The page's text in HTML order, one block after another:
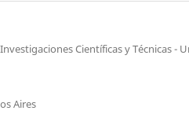
Científicas y Técnicas -
Aires